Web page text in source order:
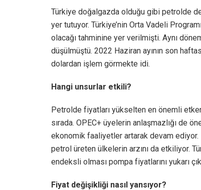
Türkiye doğalgazda olduğu gibi petrolde
yer tutuyor. Türkiye’nin Orta Vadeli
olacağı tahminine yer verilmişti. Aynı
düşülmüştü. 2022 Haziran ayının son
dolardan işlem görmekte idi.
Hangi unsurlar etkili?
Petrolde fiyatları yükselten en önemli
sırada. OPEC+ üyelerin anlaşmazlığı de
ekonomik faaliyetler artarak devam
petrol üreten ülkelerin arzını da etkiliyor.
endeksli olması pompa fiyatlarını yukarı
Fiyat değişikliği nasıl yansıyor?